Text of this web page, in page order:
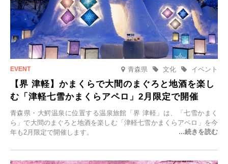
青森県 イベント
文化
【界 津軽】かまくらで大間のまぐろと地酒を楽し
む「津軽七雪かまくらアペロ」2月限定で開催
青森県・大鰐温泉に位置する温泉旅館「界 津軽」は、「七雪かまく
ら」で大間のまぐろと地酒を楽しむ「津軽七雪かまくらアペロ」を今
年も2月限定で開催します。